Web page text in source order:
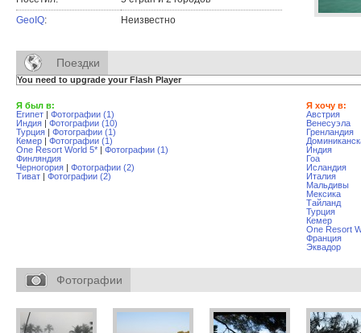
GeoIQ: Неизвестно
Поездки
You need to upgrade your Flash Player
Я был в:
Египет | Фотографии (1)
Индия | Фотографии (10)
Турция | Фотографии (1)
Кемер | Фотографии (1)
One Resort World 5* | Фотографии (1)
Финляндия
Черногория | Фотографии (2)
Тиват | Фотографии (2)
Я хочу в:
Австрия
Венесуэла
Гренландия
Индия
Гоа
Исландия
Италия
Мальдивы
Мексика
Тайланд
Турция
Кемер
One Resort
Франция
Эквадор
Фотографии